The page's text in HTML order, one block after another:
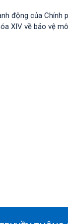
động của Chính
XIV về bảo vệ